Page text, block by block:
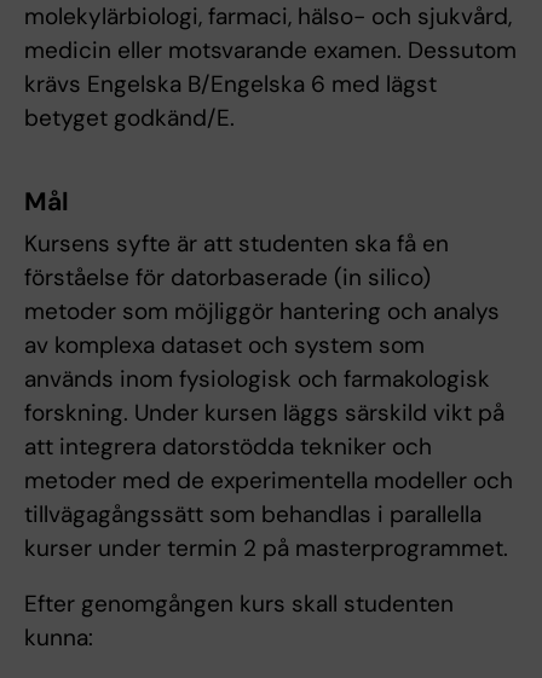
molekylärbiologi, farmaci, hälso- och sjukvård,
medicin eller motsvarande examen. Dessutom
krävs Engelska B/Engelska 6 med lägst
betyget godkänd/E.
Mål
Kursens syfte är att studenten ska få en
förståelse för datorbaserade (in silico)
metoder som möjliggör hantering och analys
av komplexa dataset och system som
används inom fysiologisk och farmakologisk
forskning. Under kursen läggs särskild vikt på
att integrera datorstödda tekniker och
metoder med de experimentella modeller och
tillvägagångssätt som behandlas i parallella
kurser under termin 2 på masterprogrammet.
Efter genomgången kurs skall studenten
kunna: